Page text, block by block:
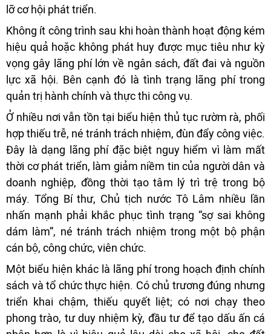
lỡ cơ hội phát triển.
Không ít công trình sau khi hoàn thành hoạt động kém
hiệu quả hoặc không phát huy được mục tiêu như kỳ
vọng gây lãng phí lớn về ngân sách, đất đai và nguồn
lực xã hội. Bên cạnh đó là tình trạng lãng phí trong
quản trị hành chính và thực thi công vụ.
Ở nhiều nơi vẫn tồn tại biểu hiện thủ tục rườm rà, phối
hợp thiếu trễ, né tránh trách nhiệm, đùn đẩy công việc.
Đây là dạng lãng phí đặc biệt nguy hiểm vì làm mất
thời cơ phát triển, làm giảm niềm tin của người dân và
doanh nghiệp, đồng thời tạo tâm lý trì trệ trong bộ
máy. Tổng Bí thư, Chủ tịch nước Tô Lâm nhiều lần
nhấn mạnh phải khắc phục tình trạng “sợ sai không
dám làm”, né tránh trách nhiệm trong một bộ phận
cán bộ, công chức, viên chức.
Một biểu hiện khác là lãng phí trong hoạch định chính
sách và tổ chức thực hiện. Có chủ trương đúng nhưng
triển khai chậm, thiếu quyết liệt; có nơi chạy theo
phong trào, tư duy nhiệm kỳ, đầu tư để tạo dấu ấn cá